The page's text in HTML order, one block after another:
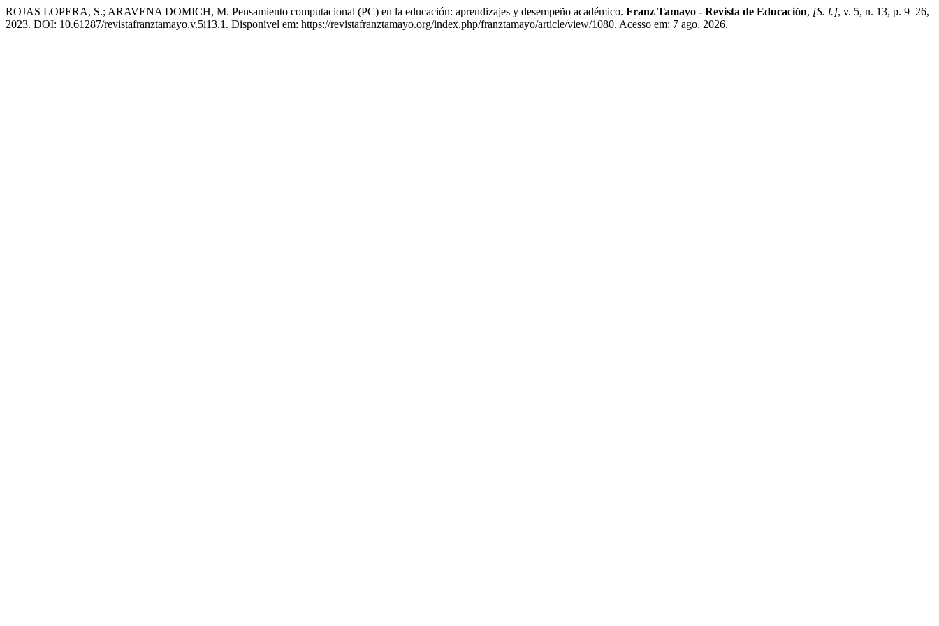
ROJAS LOPERA, S.; ARAVENA DOMICH, M. Pensamiento computacional (PC) en la educación: aprendizajes y desempeño académico. Franz Tamayo - Revista de Educación, [S. l.], v. 5, n. 13, p. 9–26,
2023. DOI: 10.61287/revistafranztamayo.v.5i13.1. Disponível em: https://revistafranztamayo.org/index.php/franztamayo/article/view/1080. Acesso em: 7 ago. 2026.